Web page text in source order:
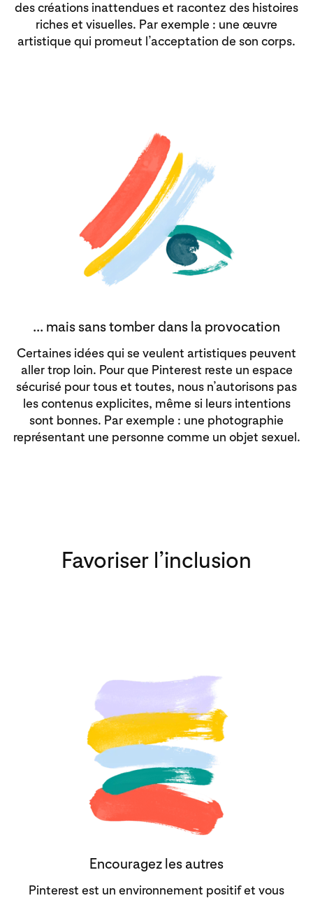
des créations inattendues et racontez des histoires
riches et visuelles. Par exemple : une œuvre
artistique qui promeut l’acceptation de son corps.
... mais sans tomber dans la provocation
Certaines idées qui se veulent artistiques peuvent
aller trop loin. Pour que Pinterest reste un espace
sécurisé pour tous et toutes, nous n’autorisons pas
les contenus explicites, même si leurs intentions
sont bonnes. Par exemple : une photographie
représentant une personne comme un objet sexuel.
Favoriser l’inclusion
Encouragez les autres
Pinterest est un environnement positif et vous